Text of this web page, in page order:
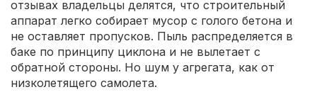
отзывах владельцы делятся, что строительный
аппарат легко собирает мусор с голого бетона и
не оставляет пропусков. Пыль распределяется в
баке по принципу циклона и не вылетает с
обратной стороны. Но шум у агрегата, как от
низколетящего самолета.